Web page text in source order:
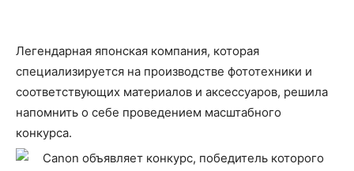
Легендарная японская компания, которая
специализируется на производстве фототехники и
соответствующих материалов и аксессуаров, решила
напомнить о себе проведением масштабного
конкурса.